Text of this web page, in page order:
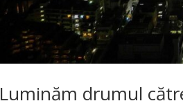
Luminăm drumul